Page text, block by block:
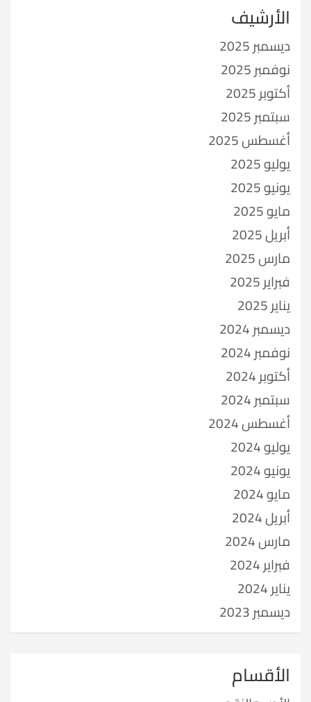
الأرشيف
ديسمبر 2025
نوفمبر 2025
أكتوبر 2025
سبتمبر 2025
أغسطس 2025
يوليو 2025
يونيو 2025
مايو 2025
أبريل 2025
مارس 2025
فبراير 2025
يناير 2025
ديسمبر 2024
نوفمبر 2024
أكتوبر 2024
سبتمبر 2024
أغسطس 2024
يوليو 2024
يونيو 2024
مايو 2024
أبريل 2024
مارس 2024
فبراير 2024
يناير 2024
ديسمبر 2023
الأقسام